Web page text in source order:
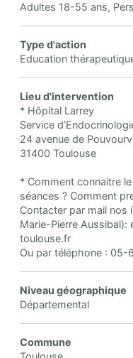
Adultes 18-55 ans,
Type d'action
Education
Lieu d'intervention
* Hôpital Larrey
Service
24 avenue de
31400 Toulouse
* Comment connaitre
séances ? Comment
Contacter par mail nos
Marie-Pierre
toulouse.fr
Ou par téléphone :
Niveau géographique
Départemental
Commune